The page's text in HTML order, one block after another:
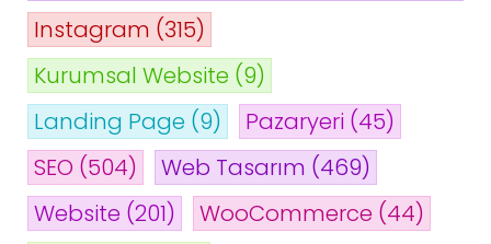
Instagram (315)
Kurumsal Website (9)
Landing Page (9) Pazaryeri (45)
SEO (504) Web Tasarım (469)
Website (201) WooCommerce (44)